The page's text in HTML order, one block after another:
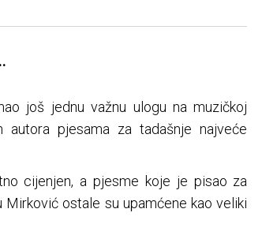
još jednu važnu ulogu na muzičkoj
pjesama za tadašnje najveće
cijenjen, a pjesme koje je pisao za
Mirković ostale su upamćene kao veliki